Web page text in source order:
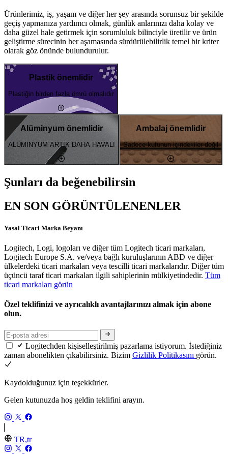
Ürünlerimiz, iş, yaşam ve diğer her şey arasında sorunsuz bir şekilde
geçiş yapmanıza yardımcı olmak, günlük anlarınızı daha kolay ve
daha güzel hale getirmek için sorumluluk bilinciyle üretilir ve ürün
geliştirme sürecinin her aşamasında sürdürülebilirlik temel bir kriter
olarak göz önünde bulundurulur.
Plastik önemlidir
Plastiğin birden fazla ömrü olmalıdır
Alüminyum önemlidir
ALÜMİNYUM ARTIK DAHA HAVALI
Ambalaj önemlidir
Sadece kutunun içindekiler değil
Şunları da beğenebilirsin
EN SON GÖRÜNTÜLENENLER
Yasal Ticari Marka Beyanı
Logitech, Logi, logoları ve diğer tüm Logitech ticari markaları,
Logitech Europe S.A. ve/veya bağlı kuruluşlarının ABD ve diğer
ülkelerdeki ticari markaları veya tescilli ticari markalarıdır. Diğer tüm
üçüncü taraf ticari markaları ilgili sahiplerinin mülkiyetindedir. Tüm
ticari markaları görün
Özel teklifinizi ve ayrıcalıklı avantajlarınızı almak için abone
olun.
Logitechden kişiselleştirilmiş pazarlama istiyorum. İstediğiniz
zaman abonelikten çıkabilirsiniz. Bizim Gizlilik Politikasını görün.
Kaydolduğunuz için teşekkürler.
Gelen kutunuzda hoş geldin teklifini arayın.
TR,tr